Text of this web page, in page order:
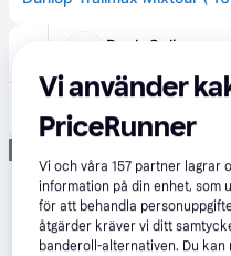
Dack Online
Vi använder
PriceRunner
Vi och våra157 partner lagrar
information på din enhet, som
för att behandla
åtgärder kräver vi ditt
banderoll-alternativen. Du